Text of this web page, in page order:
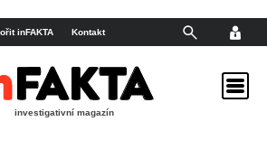
investigativní magazín
inFAKTA Kontakt